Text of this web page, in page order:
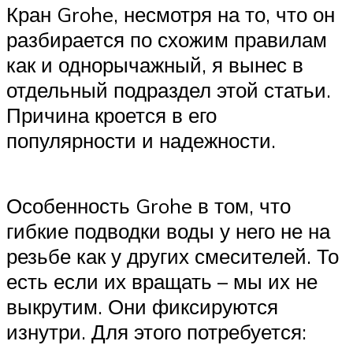
Кран Grohe, несмотря на то, что он
разбирается по схожим правилам
как и однорычажный, я вынес в
отдельный подраздел этой статьи.
Причина кроется в его
популярности и надежности.
Особенность Grohe в том, что
гибкие подводки воды у него не на
резьбе как у других смесителей. То
есть если их вращать – мы их не
выкрутим. Они фиксируются
изнутри. Для этого потребуется: